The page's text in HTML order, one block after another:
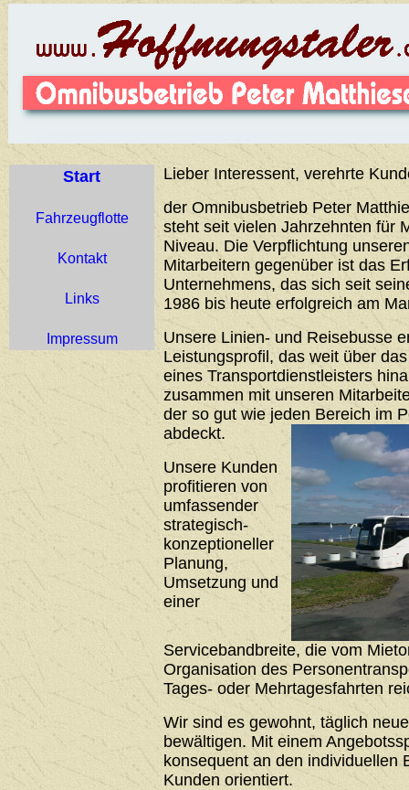
Start
Fahrzeugflotte
Kontakt
Links
Impressum
Lieber Interessent, verehrte
der Omnibusbetrieb Peter
steht seit vielen Jahrzehnten für
Niveau. Die Verpflichtung
Mitarbeitern gegenüber ist das
Unternehmens, das sich seit
1986 bis heute erfolgreich am
Unsere Linien- und Reisebusse
Leistungsprofil, das weit über
eines Transportdienstleisters
zusammen mit unseren
der so gut wie jeden Bereich im
abdeckt.
Unsere Kunden
profitieren von
umfassender
strategisch-
konzeptioneller
Planung,
Umsetzung und
einer
Servicebandbreite, die vom
Organisation des
Tages- oder Mehrtagesfahrten
Wir sind es gewohnt, täglich
bewältigen. Mit einem
konsequent an den individuellen
Kunden orientiert.